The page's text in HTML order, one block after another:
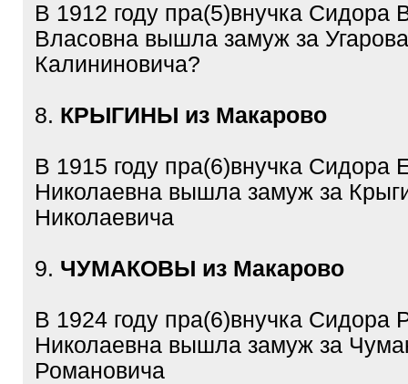
В 1912 году пра(5)внучка Сидора
Власовна вышла замуж за
Калининовича?
8. КРЫГИНЫ из Макарово
В 1915 году пра(6)внучка Сидора
Николаевна вышла замуж за
Николаевича
9. ЧУМАКОВЫ из Макарово
В 1924 году пра(6)внучка Сидора
Николаевна вышла замуж за
Романовича